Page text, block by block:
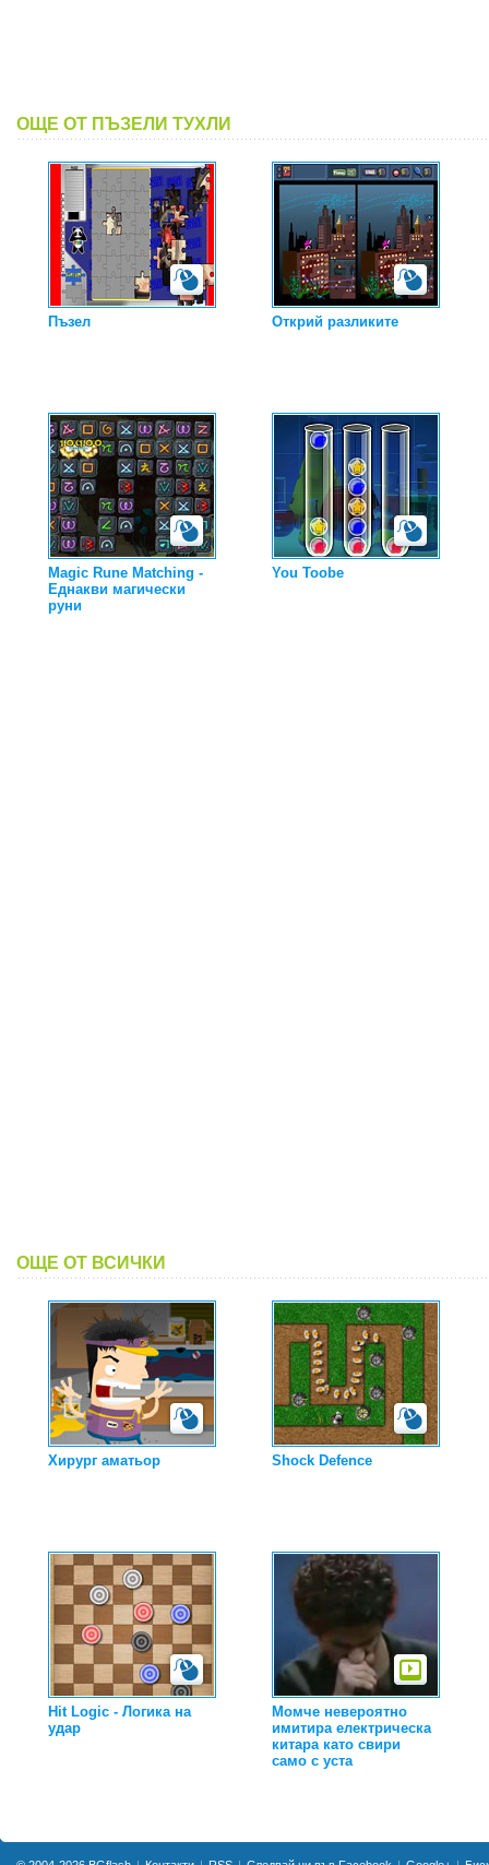
ОЩЕ ОТ ПЪЗЕЛИ ТУХЛИ
Пъзел Открий разликите
Magic Rune Matching -
Еднакви магически
руни
You Toobe
ОЩЕ ОТ ВСИЧКИ
Хирург аматьор Shock Defence
Hit Logic - Логика на
удар
Момче невероятно
имитира електрическа
китара като свири
само с уста